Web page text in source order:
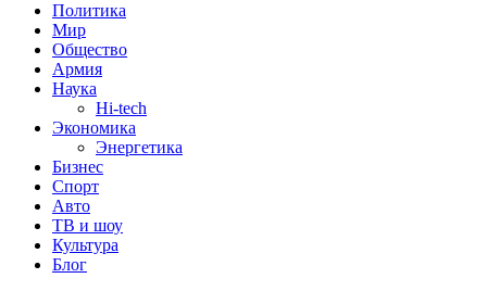
Политика
Мир
Общество
Армия
Наука
Hi-tech
Экономика
Энергетика
Бизнес
Спорт
Авто
ТВ и шоу
Культура
Блог